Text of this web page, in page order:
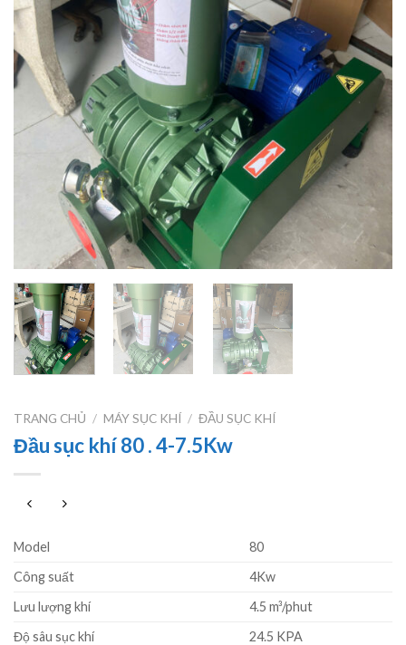
TRANG CHỦ / MÁY SỤC KHÍ / ĐẦU SỤC KHÍ
Đầu sục khí 80 . 4-7.5Kw
Model
80
Công suất
4Kw
Lưu lượng khí
4.5 m³/phut
Độ sâu sục khí
24.5 KPA